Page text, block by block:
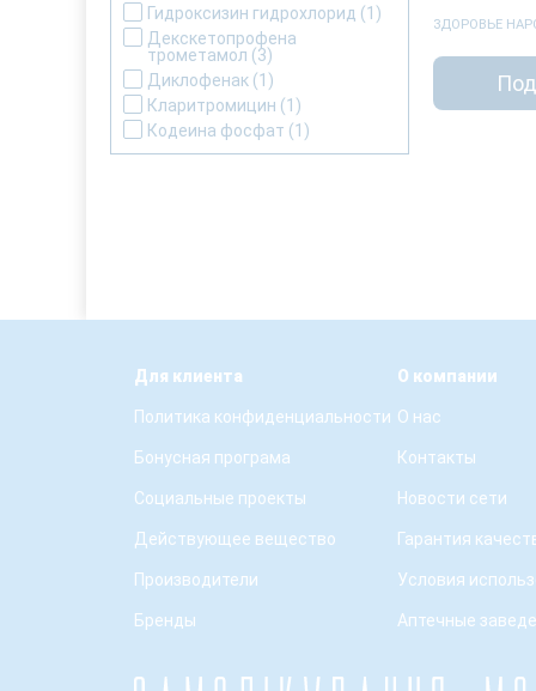
Гидроксизин гидрохлорид (1)
Декскетопрофена
трометамол (3)
Диклофенак (1)
Кларитромицин (1)
Кодеина фосфат (1)
Магния лактат(1)
Топирамат(1)
Фенилэфрин
Флуоцинолон
Холин альфосцерат
ЗДОРОВЬЕ
Для клиента
Политика конфиденциальности
Бонусная програма
Социальные проекты
Действующее вещество
Производители
Бренды
О компании
О нас
Контакты
Новости сети
Гарантия
Условия
Аптечные